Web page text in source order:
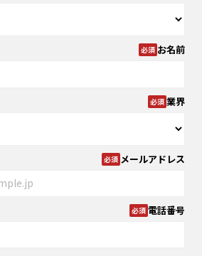
お名前
業界
メールアドレス
電話番号